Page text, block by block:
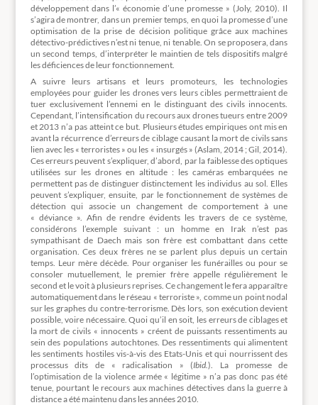
développement dans l’« économie d’une promesse » (Joly, 2010). Il
s’agira de montrer, dans un premier temps, en quoi la promesse d’une
optimisation de la prise de décision politique grâce aux machines
détectivo-prédictives n’est ni tenue, ni tenable. On se proposera, dans
un second temps, d’interpréter le maintien de tels dispositifs malgré
les déficiences de leur fonctionnement.
A suivre leurs artisans et leurs promoteurs, les technologies
employées pour guider les drones vers leurs cibles permettraient de
tuer exclusivement l’ennemi en le distinguant des civils innocents.
Cependant, l’intensification du recours aux drones tueurs entre 2009
et 2013 n’a pas atteint ce but. Plusieurs études empiriques ont mis en
avant la récurrence d’erreurs de ciblage causant la mort de civils sans
lien avec les « terroristes » ou les « insurgés » (Aslam, 2014 ; Gil, 2014).
Ces erreurs peuvent s’expliquer, d’abord, par la faiblesse des optiques
utilisées sur les drones en altitude : les caméras embarquées ne
permettent pas de distinguer distinctement les individus au sol. Elles
peuvent s’expliquer, ensuite, par le fonctionnement de systèmes de
détection qui associe un changement de comportement à une
« déviance ». Afin de rendre évidents les travers de ce système,
considérons l’exemple suivant : un homme en Irak n’est pas
sympathisant de Daech mais son frère est combattant dans cette
organisation. Ces deux frères ne se parlent plus depuis un certain
temps. Leur mère décède. Pour organiser les funérailles ou pour se
consoler mutuellement, le premier frère appelle régulièrement le
second et le voit à plusieurs reprises. Ce changement le fera apparaître
automatiquement dans le réseau « terroriste », comme un point nodal
sur les graphes du contre-terrorisme. Dès lors, son exécution devient
possible, voire nécessaire. Quoi qu’il en soit, les erreurs de ciblages et
la mort de civils « innocents » créent de puissants ressentiments au
sein des populations autochtones. Des ressentiments qui alimentent
les sentiments hostiles vis-à-vis des Etats-Unis et qui nourrissent des
processus dits de « radicalisation » (Ibid.). La promesse de
l’optimisation de la violence armée « légitime » n’a pas donc pas été
tenue, pourtant le recours aux machines détectives dans la guerre à
distance a été maintenu dans les années 2010.